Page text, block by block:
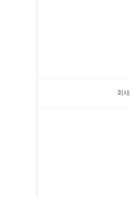
회사